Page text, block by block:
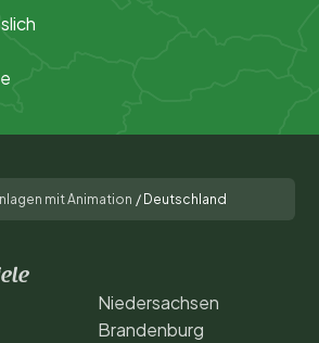
mit Animation / Deutschland
Niedersachsen
Brandenburg